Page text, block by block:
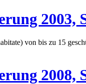
2003,
von bis zu 15
2008,